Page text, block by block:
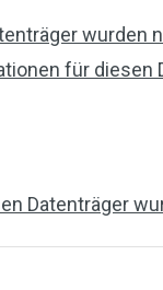
wurden
für diesen
Datenträger